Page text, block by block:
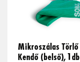
Mikroszálas Törlő
Kendő (belső), 1db